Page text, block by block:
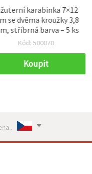
karabinka 7×12
se dvěma kroužky 3,8
stříbrná barva – 5 ks
Kód: 500070
Koupit